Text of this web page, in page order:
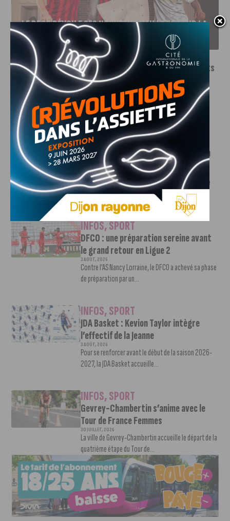
LE DFCO DÉVOILE SES NOUVEAUX MAILLOTS POUR LA
SAISON 2026-2027
INFOS,SPORT
Le DFCO dévoile ses nouveaux maillots
pour la saison 2026-2027
6 AOÛT, 2026
Le club dijonnais a présenté ses nouveaux maillots
pour son retour en Ligue 2....
INFOS ,SPORT
Faire le tour de la Côte-d’Or à vélo en
trois jours : le défi de Victor Bosoni
5 AOÛT, 2026
Le challenge que s’apprête à relever l’ultra-cycliste
Victor Bosoni est simple : parcourir 571...
INFOS,SPORT
DFCO : une préparation sereine avant
le grand retour en Ligue 2
3 AOÛT, 2026
Contre l’AS Nancy Lorraine, le DFCO a achevé sa phase
de préparation par un...
INFOS,SPORT
JDA Basket : Kevion Taylor intègre
l’effectif de la Jeanne
3 AOÛT, 2026
Pour se renforcer avant le début de la saison 2026-
2027, la JDA Basket accueille...
INFOS,SPORT
Gevrey-Chambertin s’anime avec le
Tour de France Femmes
30 JUILLET, 2026
La ville de Gevrey-Chambertin accueille le départ de la
quatrième étape du Tour de...